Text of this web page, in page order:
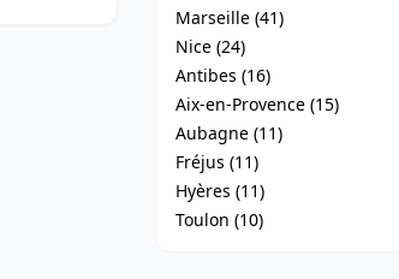
Marseille (41)
Nice (24)
Antibes (16)
Aix-en-Provence (15)
Aubagne (11)
Fréjus (11)
Hyères (11)
Toulon (10)